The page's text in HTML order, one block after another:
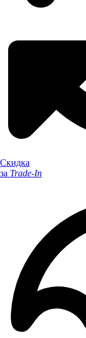
Скидка
за Trade-In